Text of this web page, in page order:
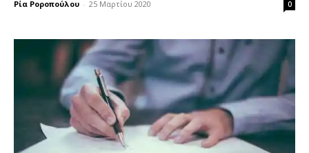
Ρία Ροροπούλου - 25 Μαρτίου 2020 0